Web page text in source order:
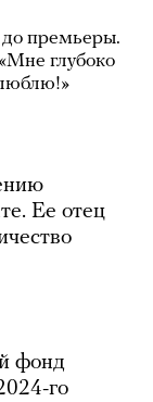
премьеры.
глубоко
Ее отец
фонд
го